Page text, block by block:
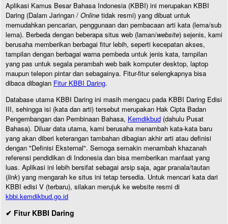
Aplikasi Kamus Besar Bahasa Indonesia (KBBI) ini merupakan KBBI
Daring (Dalam Jaringan / Online tidak resmi) yang dibuat untuk
memudahkan pencarian, penggunaan dan pembacaan arti kata (lema/sub
lema). Berbeda dengan beberapa situs web (laman/website) sejenis, kami
berusaha memberikan berbagai fitur lebih, seperti kecepatan akses,
tampilan dengan berbagai warna pembeda untuk jenis kata, tampilan
yang pas untuk segala perambah web baik komputer desktop, laptop
maupun telepon pintar dan sebagainya. Fitur-fitur selengkapnya bisa
dibaca dibagian Fitur KBBI Daring.
Database utama KBBI Daring ini masih mengacu pada KBBI Daring Edisi
III, sehingga isi (kata dan arti) tersebut merupakan Hak Cipta Badan
Pengembangan dan Pembinaan Bahasa, Kemdikbud (dahulu Pusat
Bahasa). Diluar data utama, kami berusaha menambah kata-kata baru
yang akan diberi keterangan tambahan dibagian akhir arti atau definisi
dengan "Definisi Eksternal". Semoga semakin menambah khazanah
referensi pendidikan di Indonesia dan bisa memberikan manfaat yang
luas. Aplikasi ini lebih bersifat sebagai arsip saja, agar pranala/tautan
(link) yang mengarah ke situs ini tetap tersedia. Untuk mencari kata dari
KBBI edisi V (terbaru), silakan merujuk ke website resmi di
kbbi.kemdikbud.go.id
✔ Fitur KBBI Daring